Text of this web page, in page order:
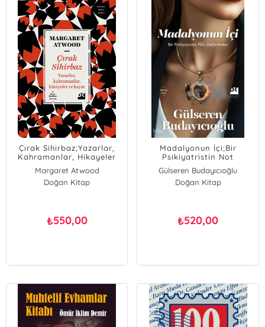
Çırak Sihirbaz;Yazarlar,
Kahramanlar, Hikayeler
Margaret Atwood
Doğan Kitap
₺550,00
Madalyonun İçi;Bir
Psikiyatristin Not
Defterinden
Gülseren Budayıcıoğlu
Doğan Kitap
₺520,00